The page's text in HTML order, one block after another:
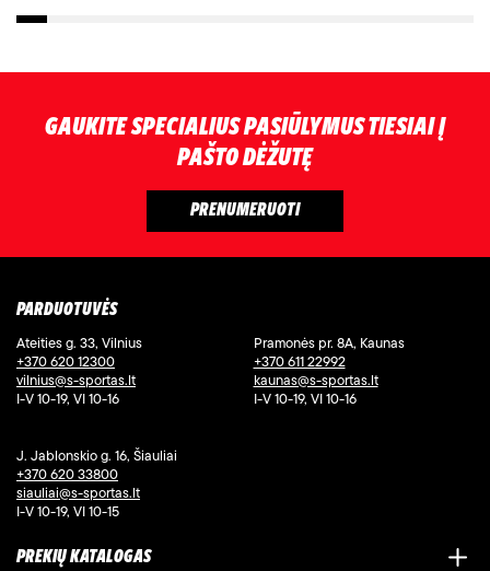
GAUKITE SPECIALIUS PASIŪLYMUS TIESIAI Į
PAŠTO DĖŽUTĘ
PARDUOTUVĖS
Ateities g. 33, Vilnius
+370 620 12300
vilnius@s-sportas.lt
I-V 10-19, VI 10-16
Pramonės pr. 8A, Kaunas
+370 611 22992
kaunas@s-sportas.lt
I-V 10-19, VI 10-16
J. Jablonskio g. 16, Šiauliai
+370 620 33800
siauliai@s-sportas.lt
I-V 10-19, VI 10-15
PREKIŲ KATALOGAS